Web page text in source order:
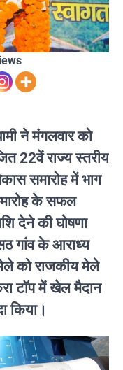
ने मंगलवार को
22वें राज्य स्तरीय
समारोह में भाग
के सफल
देने की घोषणा
गांव के आराध्य
को राजकीय मेले
टॉप में खेल मैदान
किया।